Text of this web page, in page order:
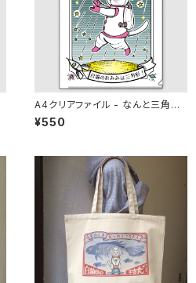
A4クリアファイル - なんと三角
流星雨
¥550